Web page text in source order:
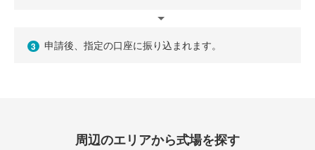
3 申請後、指定の口座に振り込まれます。
周辺のエリアから式場を探す